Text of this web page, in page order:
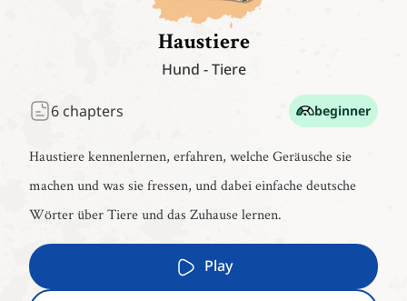
Haustiere
Hund -Tiere
6 chapters beginner
Haustiere kennenlernen, erfahren, welche Geräusche sie
machen und was sie fressen, und dabei einfache deutsche
Wörter über Tiere und das Zuhause lernen.
Play